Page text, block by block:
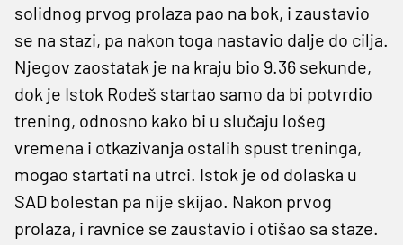
solidnog prvog prolaza pao na bok, i zaustavio
se na stazi, pa nakon toga nastavio dalje do cilja.
Njegov zaostatak je na kraju bio 9.36 sekunde,
dok je Istok Rodeš startao samo da bi potvrdio
trening, odnosno kako bi u slučaju lošeg
vremena i otkazivanja ostalih spust treninga,
mogao startati na utrci. Istok je od dolaska u
SAD bolestan pa nije skijao. Nakon prvog
prolaza, i ravnice se zaustavio i otišao sa staze.